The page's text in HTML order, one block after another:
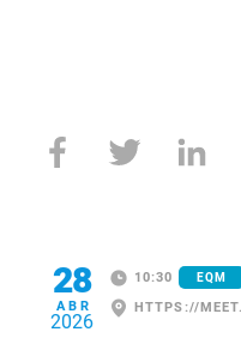
28
ABR
2026
10:30 EQM
HTTPS://